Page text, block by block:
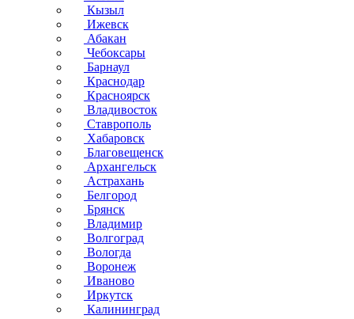
Кызыл
Ижевск
Абакан
Чебоксары
Барнаул
Краснодар
Красноярск
Владивосток
Ставрополь
Хабаровск
Благовещенск
Архангельск
Астрахань
Белгород
Брянск
Владимир
Волгоград
Вологда
Воронеж
Иваново
Иркутск
Калининград